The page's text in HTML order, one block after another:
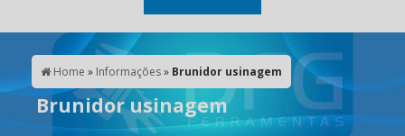
Home » Informações» Brunidor usinagem
Brunidor usinagem